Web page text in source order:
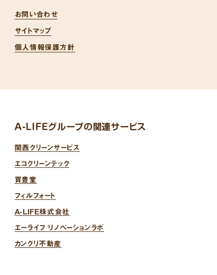
お問い合わせ
サイトマップ
個人情報保護方針
A-LIFEグループの関連サービス
関西クリーンサービス
エコクリーンテック
買豊堂
フィルフォート
A-LIFE株式会社
エーライフ リノベーションラボ
カンクリ不動産